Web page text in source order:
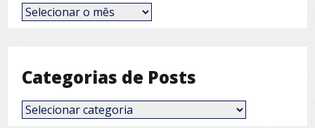
Posts
por
Categorias de Posts
Categorias
de